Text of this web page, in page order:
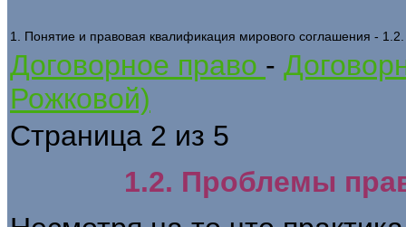
1. Понятие и правовая квалификация мирового соглашения -
Договорное право -
Рожковой)
Страница 2 из 5
1.2. Проблемы